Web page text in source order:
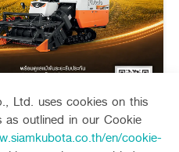
Ltd. uses cookies on this
as outlined in our Cookie
en/cookie-
มาส 3)